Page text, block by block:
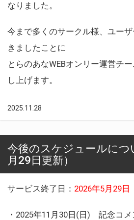
なりました。
今まで多くのサークル様、ユー
きましたことに
とらのあなWEBオンリー運営チ
し上げます。
2025.11.28
今後のスケジュールにつ
月29日更新）
サービス終了日： 2026年5月29日
・2025年11月30日(日) 記念コ